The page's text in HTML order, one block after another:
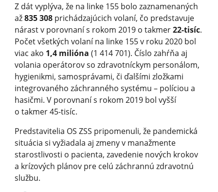
Z dát vyplýva, že na linke 155 bolo zaznamenaných
až835 308 prich­ádzajúcich volaní, čo predstavuje
nárast v porovnaní s rokom 2019 o takmer22-tisíc.
Počet všetkých volaní na linke 155 v roku 2020 bol
viac ako 1,4 milióna (1 414 701). Číslo zahŕňa aj
volania operátorov so zdravotníckym personálom,
hygienikmi, samosprávami, či ďalšími zložkami
integrovaného záchranného systému – políciou a
hasičmi. V porovnaní s rokom 2019 bol vyšší
o takmer 45-tisíc.
Predstavitelia OS ZSS pripomenuli, že pandemická
situácia si vyžiadala aj zmeny v manažmente
starostlivosti o pacienta, zavedenie nových krokov
a krízových plánov pre celú záchrannú zdravotnú
službu.